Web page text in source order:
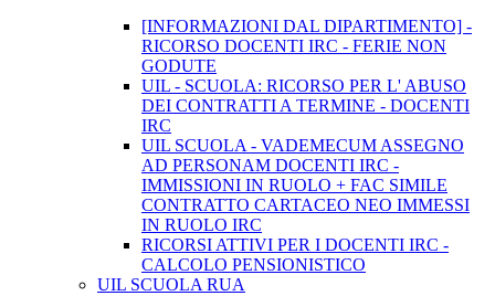
[INFORMAZIONI DAL DIPARTIMENTO] -
RICORSO DOCENTI IRC - FERIE NON
GODUTE
UIL - SCUOLA: RICORSO PER L' ABUSO
DEI CONTRATTI A TERMINE - DOCENTI
IRC
UIL SCUOLA - VADEMECUM ASSEGNO
AD PERSONAM DOCENTI IRC -
IMMISSIONI IN RUOLO + FAC SIMILE
CONTRATTO CARTACEO NEO IMMESSI
IN RUOLO IRC
RICORSI ATTIVI PER I DOCENTI IRC -
CALCOLO PENSIONISTICO
UIL SCUOLA RUA